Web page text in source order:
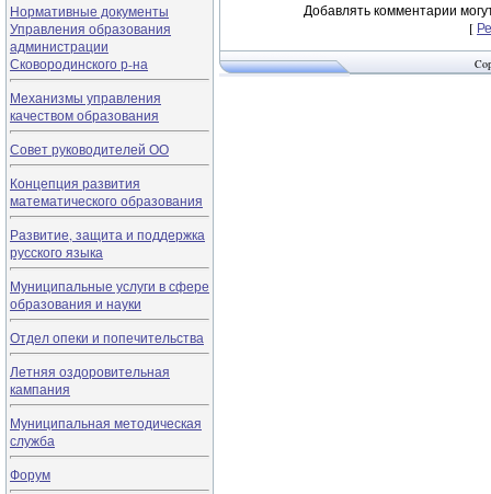
Нормативные документы
Управления образования
администрации
Сковородинского р-на
Механизмы управления
качеством образования
Совет руководителей ОО
Концепция развития
математического образования
Развитие, защита и поддержка
русского языка
Муниципальные услуги в сфере
образования и науки
Отдел опеки и попечительства
Летняя оздоровительная
кампания
Муниципальная методическая
служба
Форум
Добавлять комментарии
[